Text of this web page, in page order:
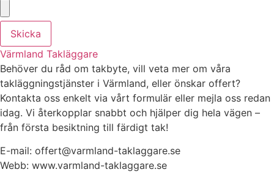
Skicka
Värmland Takläggare
Behöver du råd om takbyte, vill veta mer om våra
takläggningstjänster i Värmland, eller önskar offert?
Kontakta oss enkelt via vårt formulär eller mejla oss redan
idag. Vi återkopplar snabbt och hjälper dig hela vägen –
från första besiktning till färdigt tak!
E-mail: offert@varmland-taklaggare.se
Webb: www.varmland-taklaggare.se